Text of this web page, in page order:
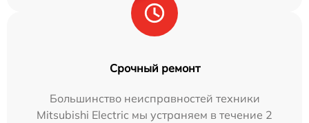
Срочный ремонт
Большинство неисправностей техники
Mitsubishi Electric мы устраняем в течение 2